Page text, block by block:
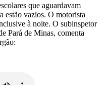
que aguardavam
estão vazios. O motorista
à noite. O subinspetor
Pará de Minas, comenta